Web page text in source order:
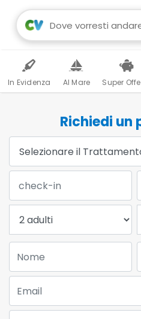
In Evidenza Al Mare Super
Richiedi un